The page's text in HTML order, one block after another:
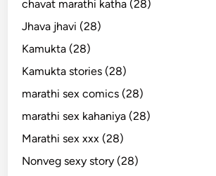
chavat marathi katha (28)
Jhava jhavi (28)
Kamukta (28)
Kamukta stories (28)
marathi sex comics (28)
marathi sex kahaniya (28)
Marathi sex xxx (28)
Nonveg sexy story (28)